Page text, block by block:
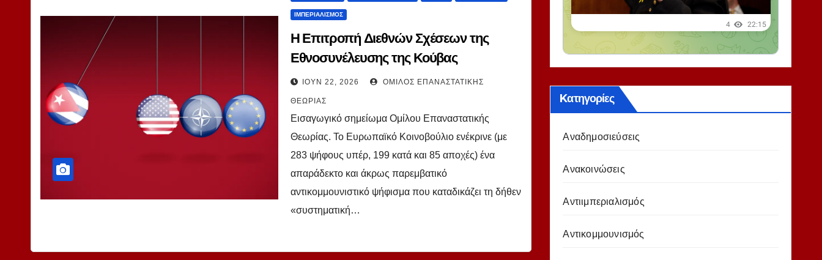
ΙΜΠΕΡΙΑΛΙΣΜΌΣ
Η Επιτροπή Διεθνών Σχέσεων της
Εθνοσυνέλευσης της Κούβας
απορρίπτει το παρεμβατικό ψήφισμα
του Ευρωπαϊκού Κοινοβουλίου
ΙΟΎΝ 22, 2026 ΌΜΙΛΟΣ ΕΠΑΝΑΣΤΑΤΙΚΉΣ
ΘΕΩΡΊΑΣ
Εισαγωγικό σημείωμα Ομίλου Επαναστατικής
Θεωρίας. Το Ευρωπαϊκό Κοινοβούλιο ενέκρινε (με
283 ψήφους υπέρ, 199 κατά και 85 αποχές) ένα
απαράδεκτο και άκρως παρεμβατικό
αντικομμουνιστικό ψήφισμα που καταδικάζει τη δήθεν
«συστηματική…
Kατηγορίες
Αναδημοσιεύσεις
Ανακοινώσεις
Αντιιμπεριαλισμός
Αντικομμουνισμός